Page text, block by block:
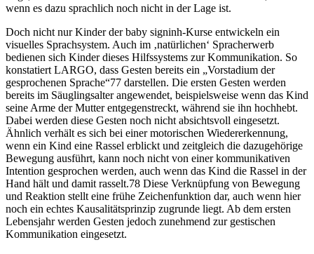
wenn es dazu sprachlich noch nicht in der Lage ist.
Doch nicht nur Kinder der baby signinh-Kurse entwickeln ein
visuelles Sprachsystem. Auch im ‚natürlichen‘ Spracherwerb
bedienen sich Kinder dieses Hilfssystems zur Kommunikation. So
konstatiert LARGO, dass Gesten bereits ein „Vorstadium der
gesprochenen Sprache“77 darstellen. Die ersten Gesten werden
bereits im Säuglingsalter angewendet, beispielsweise wenn das Kind
seine Arme der Mutter entgegenstreckt, während sie ihn hochhebt.
Dabei werden diese Gesten noch nicht absichtsvoll eingesetzt.
Ähnlich verhält es sich bei einer motorischen Wiedererkennung,
wenn ein Kind eine Rassel erblickt und zeitgleich die dazugehörige
Bewegung ausführt, kann noch nicht von einer kommunikativen
Intention gesprochen werden, auch wenn das Kind die Rassel in der
Hand hält und damit rasselt.78 Diese Verknüpfung von Bewegung
und Reaktion stellt eine frühe Zeichenfunktion dar, auch wenn hier
noch ein echtes Kausalitätsprinzip zugrunde liegt. Ab dem ersten
Lebensjahr werden Gesten jedoch zunehmend zur gestischen
Kommunikation eingesetzt.